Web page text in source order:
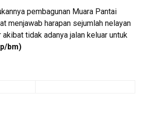
pembagunan Muara Pantai
menjawab harapan sejumlah nelayan
tidak adanya jalan keluar untuk
bm)